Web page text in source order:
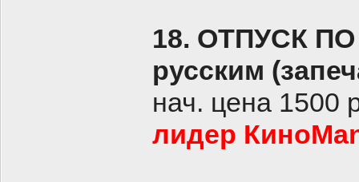
18. ОТПУСК
русским
нач. цена 1500
лидер